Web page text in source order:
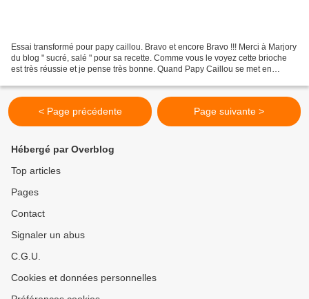
Essai transformé pour papy caillou. Bravo et encore Bravo !!! Merci à Marjory
du blog " sucré, salé " pour sa recette. Comme vous le voyez cette brioche
est très réussie et je pense très bonne. Quand Papy Caillou se met en
< Page précédente Page suivante >
Hébergé par Overblog
Top articles
Pages
Contact
Signaler un abus
C.G.U.
Cookies et données personnelles